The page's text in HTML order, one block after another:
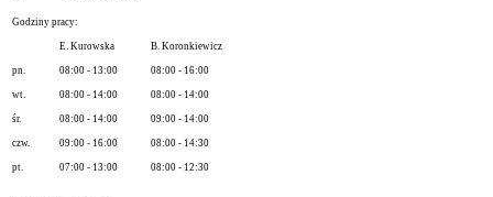
Godziny pracy:
E. Kurowska B. Koronkiewicz
pn. 08:00 - 13:00 08:00 - 16:00
wt. 08:00 - 14:00 08:00 - 14:00
śr. 08:00 - 14:00 09:00 - 14:00
czw. 09:00 - 16:00 08:00 - 14:30
pt. 07:00 - 13:00 08:00 - 12:30